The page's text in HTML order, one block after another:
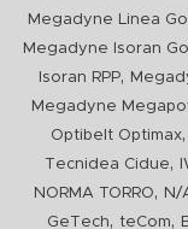
Megadyne Linea
Megadyne Isoran
Isoran RPP,
Megadyne
Optibelt Optimax,
Tecnidea Cidue,
NORMA TORRO, N/
GeTech, teCom,